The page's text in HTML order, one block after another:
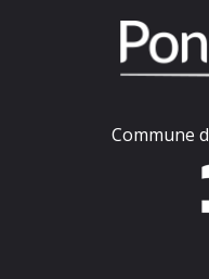
Commune